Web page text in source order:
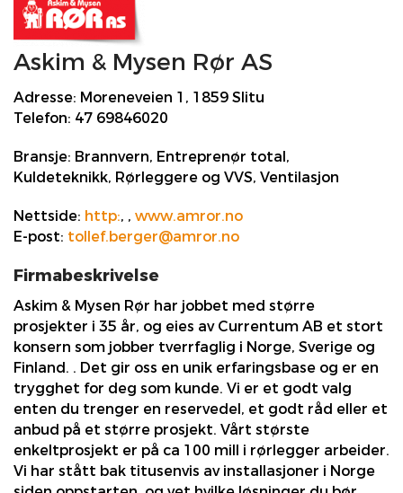
Askim & Mysen Rør AS
Adresse: Moreneveien 1, 1859 Slitu
Telefon: 47 69846020
Bransje: Brannvern, Entreprenør total,
Kuldeteknikk, Rørleggere og VVS, Ventilasjon
Nettside: http:, , www.amror.no
E-post: tollef.berger@amror.no
Firmabeskrivelse
Askim & Mysen Rør har jobbet med større
prosjekter i 35 år, og eies av Currentum AB et stort
konsern som jobber tverrfaglig i Norge, Sverige og
Finland. . Det gir oss en unik erfaringsbase og er en
trygghet for deg som kunde. Vi er et godt valg
enten du trenger en reservedel, et godt råd eller et
anbud på et større prosjekt. Vårt største
enkeltprosjekt er på ca 100 mill i rørlegger arbeider.
Vi har stått bak titusenvis av installasjoner i Norge